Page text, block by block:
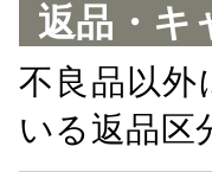
返品・キ
不良品以
いる返品区